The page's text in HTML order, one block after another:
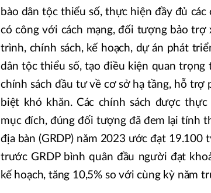
bào dân tộc thiểu số, thực hiện đầy đủ
có công với cách mạng, đối tượng bảo trợ
trình, chính sách, kế hoạch, dự án phát
dân tộc thiểu số, tạo điều kiện quan
chính sách đầu tư về cơ sở hạ tầng, hỗ trợ
biệt khó khăn. Các chính sách được
mục đích, đúng đối tượng đã đem lại tính
địa bàn (GRDP) năm 2023 ước đạt 19.100
trước GRDP bình quân đầu người đạt
kế hoạch, tăng 10,5% so với cùng kỳ năm